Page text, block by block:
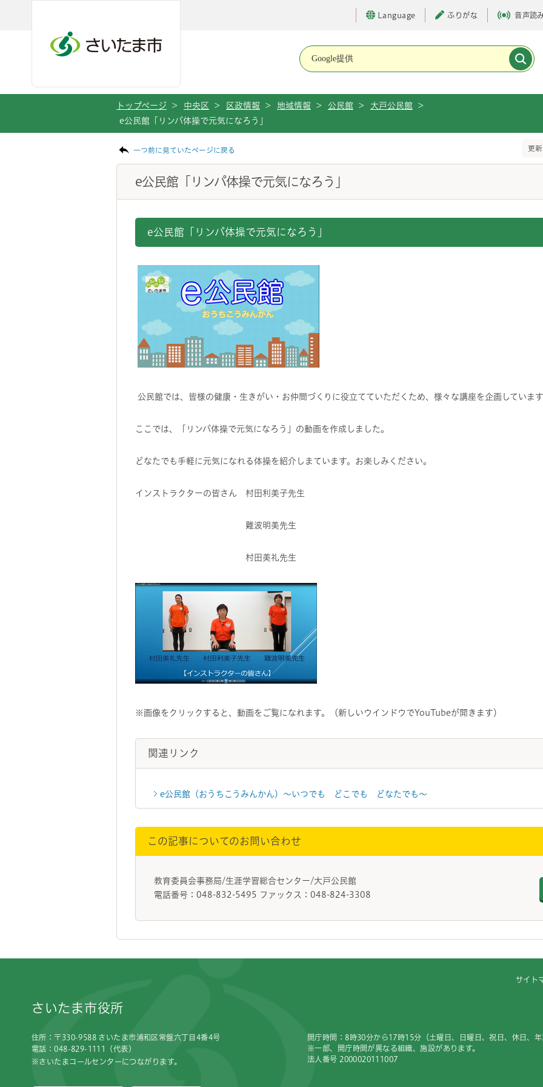
Language ふりがな 音声読
トップページ > 中央区 > 区政情報 > 地域情報 > 公民館 > 大戸公民館
>
e公民館「リンパ体操で元気になろう」
一つ前に見ていたページに戻る 更
e公民館「リンパ体操で元気になろう」
e公民館「リンパ体操で元気になろう」
公民館では、皆様の健康・生きがい・お仲間づくりに役立てていただくため、様々な講座を企画していま
ここでは、「リンパ体操で元気になろう」の動画を作成しました。
どなたでも手軽に元気になれる体操を紹介しまています。お楽しみください。
インストラクターの皆さん 村田利美子先生
難波明美先生
村田美礼先生
※画像をクリックすると、動画をご覧になれます。（新しいウインドウでYouTubeが開きます）
関連リンク
e公民館（おうちこうみんかん）～いつでも どこでも どなたでも～
この記事についてのお問い合わせ
教育委員会事務局/生涯学習総合センター/大戸公民館
電話番号：048-832-5495 ファックス：048-824-3308
サイト
さいたま市役所
住所：〒330-9588 さいたま市浦和区常盤六丁目4番4号
電話：048-829-1111（代表）
※さいたまコールセンターにつながります。
開庁時間：8時30分から17時15分（土曜日、日曜日、祝日、休日、
※一部、開庁時間が異なる組織、施設があります。
法人番号 2000020111007